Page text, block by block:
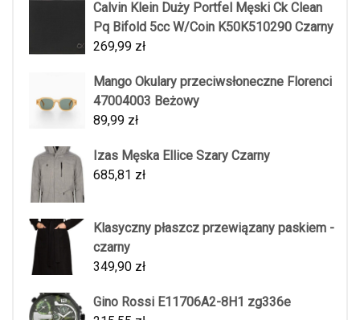
Calvin Klein Duży Portfel Męski Ck Clean
Pq Bifold 5cc W/Coin K50K510290 Czarny
269,99 zł
Mango Okulary przeciwsłoneczne Florenci
47004003 Beżowy
89,99 zł
Izas Męska Ellice Szary Czarny
685,81 zł
Klasyczny płaszcz przewiązany paskiem -
czarny
349,90 zł
Gino Rossi E11706A2-8H1 zg336e